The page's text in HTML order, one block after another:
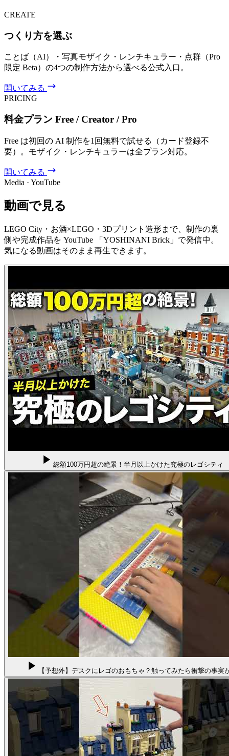
CREATE
つくり方を選ぶ
ことば（AI）・写真モザイク・レンチキュラー・点群（Pro
限定 Beta）の4つの制作方法から選べる公式入口。
開いてみる
PRICING
料金プラン Free / Creator / Pro
Free は初回の AI 制作を1回無料で試せる（カード登録不
要）。モザイク・レンチキュラーは全プラン対応。
開いてみる
Media · YouTube
動画で見る
LEGO City・お酒×LEGO・3Dプリント造形まで、制作の裏
側や完成作品を YouTube 「YOSHINANI Brick」で発信中。
気になる動画はそのまま再生できます。
総額100万円超の絶景！半月以上かけた究極のレゴシティ
【予想外】デスクにレゴのおもちゃ？触ってみたら衝撃の事実